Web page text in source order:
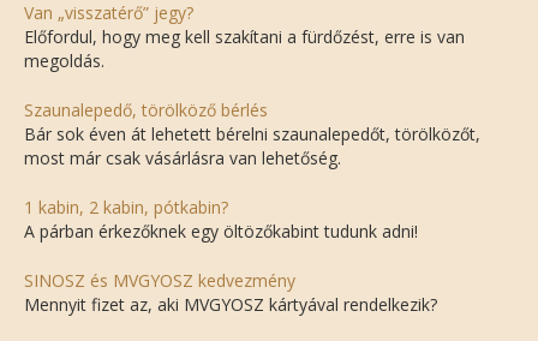
Van „visszatérő” jegy?
Előfordul, hogy meg kell szakítani a fürdőzést, erre is van
megoldás.
Szaunalepedő, törölköző bérlés
Bár sok éven át lehetett bérelni szaunalepedőt, törölközőt,
most már csak vásárlásra van lehetőség.
1 kabin, 2 kabin, pótkabin?
A párban érkezőknek egy öltözőkabint tudunk adni!
SINOSZ és MVGYOSZ kedvezmény
Mennyit fizet az, aki MVGYOSZ kártyával rendelkezik?